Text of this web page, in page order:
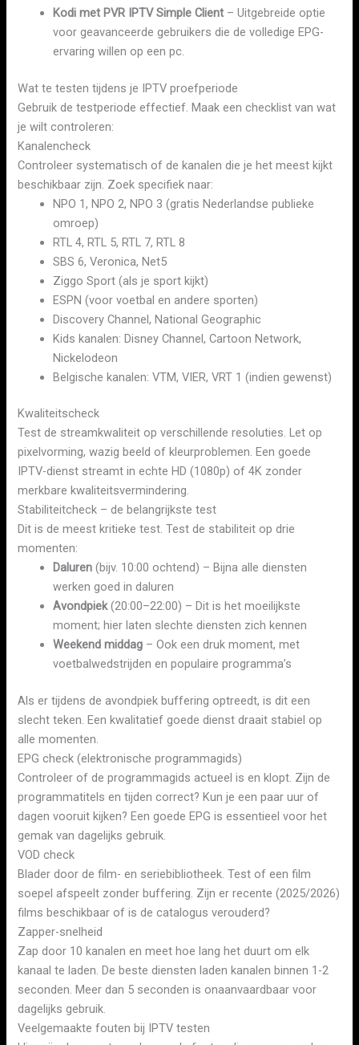
Kodi met PVR IPTV Simple Client – Uitgebreide optie
voor geavanceerde gebruikers die de volledige EPG-
ervaring willen op een pc.
Wat te testen tijdens je IPTV proefperiode
Gebruik de testperiode effectief. Maak een checklist van wat
je wilt controleren:
Kanalencheck
Controleer systematisch of de kanalen die je het meest kijkt
beschikbaar zijn. Zoek specifiek naar:
NPO 1, NPO 2, NPO 3 (gratis Nederlandse publieke
omroep)
RTL 4, RTL 5, RTL 7, RTL 8
SBS 6, Veronica, Net5
Ziggo Sport (als je sport kijkt)
ESPN (voor voetbal en andere sporten)
Discovery Channel, National Geographic
Kids kanalen: Disney Channel, Cartoon Network,
Nickelodeon
Belgische kanalen: VTM, VIER, VRT 1 (indien gewenst)
Kwaliteitscheck
Test de streamkwaliteit op verschillende resoluties. Let op
pixelvorming, wazig beeld of kleurproblemen. Een goede
IPTV-dienst streamt in echte HD (1080p) of 4K zonder
merkbare kwaliteitsvermindering.
Stabiliteitcheck – de belangrijkste test
Dit is de meest kritieke test. Test de stabiliteit op drie
momenten:
Daluren (bijv. 10:00 ochtend) – Bijna alle diensten
werken goed in daluren
Avondpiek(20:00–22:00) – Dit is het moeilijkste
moment; hier laten slechte diensten zich kennen
Weekend middag – Ook een druk moment, met
voetbalwedstrijden en populaire programma’s
Als er tijdens de avondpiek buffering optreedt, is dit een
slecht teken. Een kwalitatief goede dienst draait stabiel op
alle momenten.
EPG check (elektronische programmagids)
Controleer of de programmagids actueel is en klopt. Zijn de
programmatitels en tijden correct? Kun je een paar uur of
dagen vooruit kijken? Een goede EPG is essentieel voor het
gemak van dagelijks gebruik.
VOD check
Blader door de film- en seriebibliotheek. Test of een film
soepel afspeelt zonder buffering. Zijn er recente (2025/2026)
films beschikbaar of is de catalogus verouderd?
Zapper-snelheid
Zap door 10 kanalen en meet hoe lang het duurt om elk
kanaal te laden. De beste diensten laden kanalen binnen 1-2
seconden. Meer dan 5 seconden is onaanvaardbaar voor
dagelijks gebruik.
Veelgemaakte fouten bij IPTV testen